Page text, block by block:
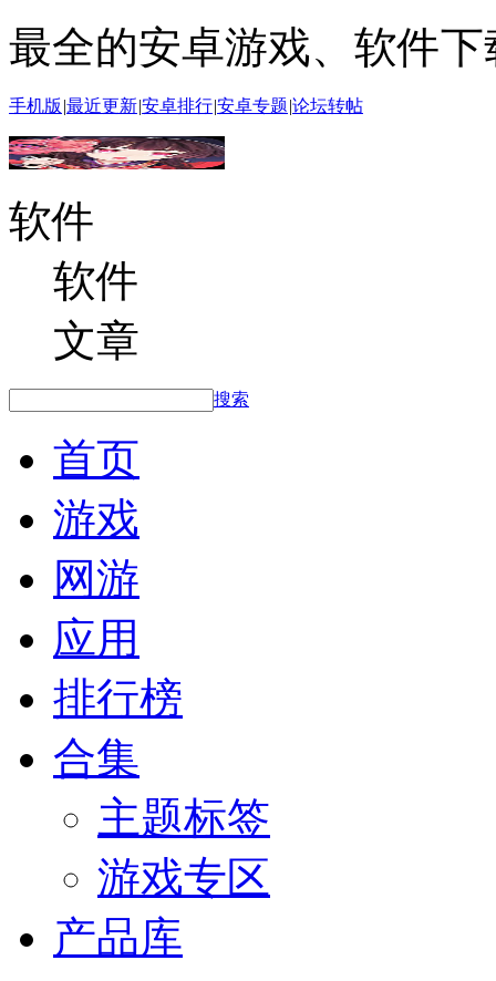
最全的安卓游戏、软件下
手机版 |最近更新|安卓排行|安卓专题|论坛转帖
软件
软件
文章
搜索
首页
游戏
网游
应用
排行榜
合集
主题标签
游戏专区
产品库